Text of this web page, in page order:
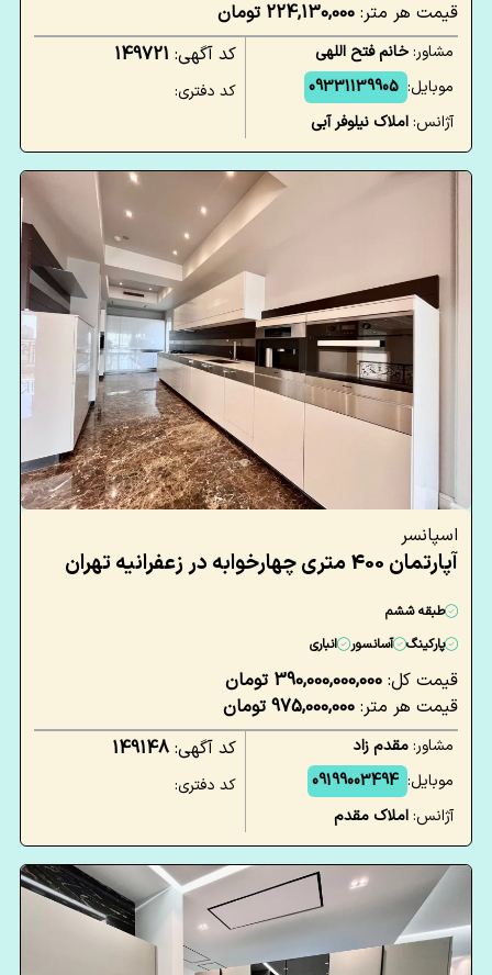
قیمت هر متر: 224,130,000 تومان
مشاور:خانم فتح اللهی
موبایل: 09331139905
آژانس:املاک نیلوفر آبی
کد آگهی: 149721
کد دفتری:
اسپانسر
آپارتمان 400 متری چهارخوابه در زعفرانیه تهران
طبقه ششم
پارکینگ
آسانسور انباری
قیمت کل: 390,000,000,000 تومان
قیمت هر متر: 975,000,000 تومان
مشاور:مقدم زاد
موبایل: 09199003494
آژانس:املاک مقدم
کد آگهی: 149148
کد دفتری: